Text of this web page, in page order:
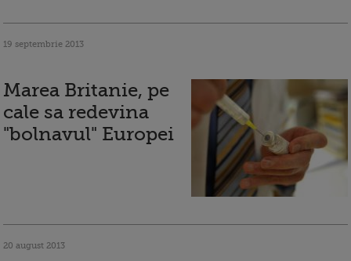
19 septembrie 2013
Marea Britanie, pe
cale sa redevina
"bolnavul" Europei
20 august 2013